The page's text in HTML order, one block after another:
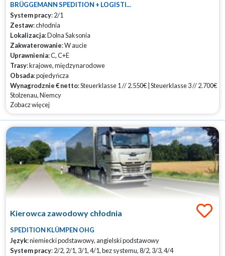
BRÜGGEMANN SPEDITION + LOGISTI...
System pracy: 2/1
Zestaw: chłodnia
Lokalizacja: Dolna Saksonia
Zakwaterowanie: W aucie
Uprawnienia: C, C+E
Trasy: krajowe, międzynarodowe
Obsada: pojedyńcza
Wynagrodznie € netto: Steuerklasse 1 // 2.550€ | Steuerklasse 3 // 2.700€
Stolzenau, Niemcy
Zobacz więcej
Kierowca zawodowy chłodnia
SPEDITION KLÜMPEN OHG
Język: niemiecki podstawowy, angielski podstawowy
System pracy: 2/2, 2/1, 3/1, 4/1, bez systemu, 8/2, 3/3, 4/4